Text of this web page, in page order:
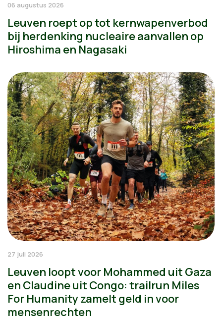
06 augustus 2026
Leuven roept op tot kernwapenverbod
bij herdenking nucleaire aanvallen op
Hiroshima en Nagasaki
27 juli 2026
Leuven loopt voor Mohammed uit Gaza
en Claudine uit Congo: trailrun Miles
For Humanity zamelt geld in voor
mensenrechten